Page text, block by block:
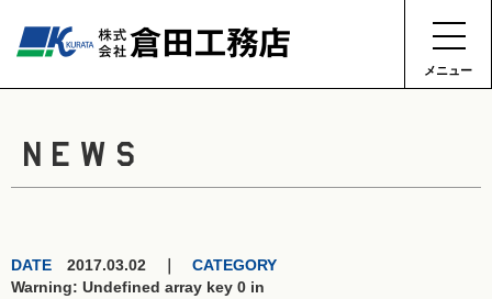
メニュー
NEWS
DATE 2017.03.02 ｜ CATEGORY
Warning: Undefined array key 0 in